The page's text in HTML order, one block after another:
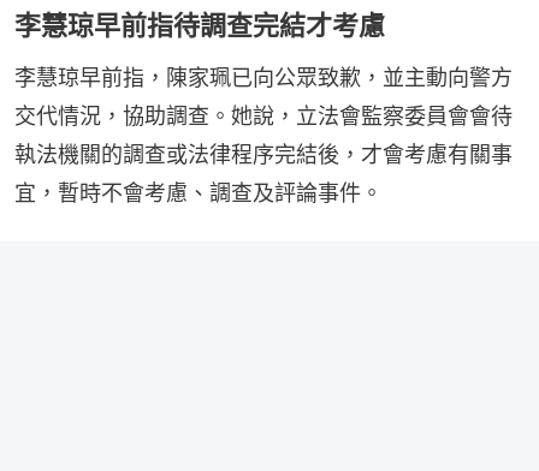
李慧琼早前指待調查完結才考慮
李慧琼早前指，陳家珮已向公眾致歉，並主動向警方
交代情況，協助調查。她說，立法會監察委員會會待
執法機關的調查或法律程序完結後，才會考慮有關事
宜，暫時不會考慮、調查及評論事件。